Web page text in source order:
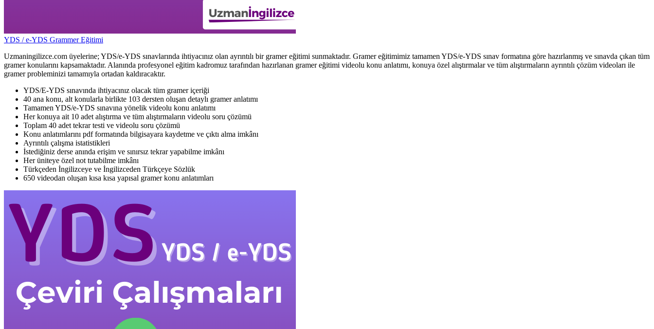
YDS / e-YDS Grammer Eğitimi
Uzmaningilizce.com üyelerine; YDS/e-YDS sınavlarında ihtiyacınız olan ayrıntılı bir gramer eğitimi sunmaktadır. Gramer eğitimimiz tamamen YDS/e-YDS sınav formatına göre hazırlanmış ve sınavda çıkan tüm
gramer konularını kapsamaktadır. Alanında profesyonel eğitim kadromuz tarafından hazırlanan gramer eğitimi videolu konu anlatımı, konuya özel alıştırmalar ve tüm alıştırmaların ayrıntılı çözüm videoları ile
gramer probleminizi tamamıyla ortadan kaldıracaktır.
YDS/E-YDS sınavında ihtiyacınız olacak tüm gramer içeriği
40 ana konu, alt konularla birlikte 103 dersten oluşan detaylı gramer anlatımı
Tamamen YDS/e-YDS sınavına yönelik videolu konu anlatımı
Her konuya ait 10 adet alıştırma ve tüm alıştırmaların videolu soru çözümü
Toplam 40 adet tekrar testi ve videolu soru çözümü
Konu anlatımlarını pdf formatında bilgisayara kaydetme ve çıktı alma imkânı
Ayrıntılı çalışma istatistikleri
İstediğiniz derse anında erişim ve sınırsız tekrar yapabilme imkânı
Her üniteye özel not tutabilme imkânı
Türkçeden İngilizceye ve İngilizceden Türkçeye Sözlük
650 videodan oluşan kısa kısa yapısal gramer konu anlatımları